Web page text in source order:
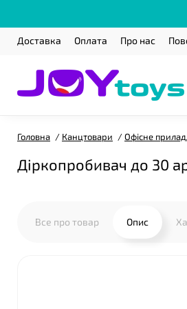
Доставка Оплата Про нас
Головна Канцтовари Офісне
Діркопробивач до 30
Все про товар Опис